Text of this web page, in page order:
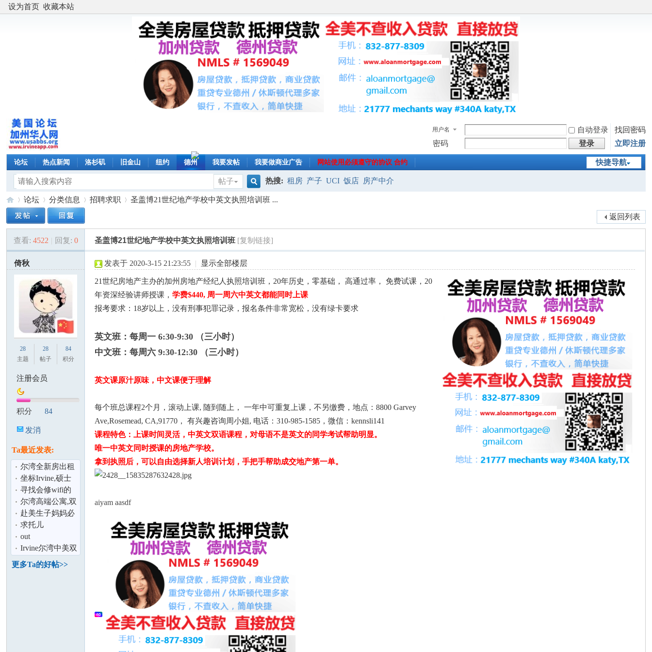
设为首页 收藏本站
用户名 自动登录
找回密码
密码
登录 立即注册
快捷导航
论坛 热点新闻 洛杉矶 旧金山 纽约 德州 我要发帖 我要做商业广告 网站使用必须遵守的协议 合约
帖子
搜
索
热搜: 租房 产子 UCI 饭店 房产中介
美
国
»
论坛
›
分类信息 招聘求职
›
圣盖博21世纪地产学校中英文执照培训班 ...
返回列表
查看: 4522 | 回复: 0 圣盖博21世纪地产学校中英文执照培训班 [复制链接]
倚秋
28
主题
28
帖子
84
积分
注册会员
积分 84
发消
Ta最近发表:
尔湾全新房出租
4房
坐标Irvine,硕士
求职,可尽快入职,
请联系邮
寻找会修wifi的
师傅
尔湾高端公寓,双
床大套房 4月急
招 一位待产
赴美生子妈妈必
做的产检
求托儿
out
Irvine尔湾中美双
语 寄宿家庭,小留
学生,hom
更多Ta的好帖>>
发表于 2020-3-15 21:23:55 | 显示全部楼层
21世纪房地产主办的加州房地产经纪人执照培训班，20年历史，零基础， 高通过率， 免费试课，20
年资深经验讲师授课，学费$440, 周一周六中英文都能同时上课
报考要求：18岁以上，没有刑事犯罪记录，报名条件非常宽松，没有绿卡要求
英文班：每周一 6:30-9:30 （三小时）
中文班：每周六 9:30-12:30 （三小时）
英文课原汁原味，中文课便于理解
每个班总课程2个月，滚动上课, 随到随上， 一年中可重复上课，不另缴费，地点：8800 Garvey
Ave,Rosemead, CA,91770， 有兴趣咨询周小姐, 电话：310-985-1585，微信：kennsli141
课程特色：上课时间灵活，中英文双语课程，对母语不是英文的同学考试帮助明显。
唯一中英文同时授课的房地产学校。
拿到执照后，可以自由选择新人培训计划，手把手帮助成交地产第一单。
aiyam aasdf